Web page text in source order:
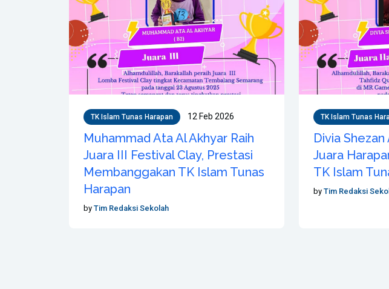
TK Islam Tunas Harapan 12 Feb 2026
Muhammad Ata Al Akhyar Raih
Juara III Festival Clay, Prestasi
Membanggakan TK Islam Tunas
Harapan
by Tim Redaksi Sekolah
TK Islam Tunas
Divia
Juara
TK Islam
by Tim Redaksi